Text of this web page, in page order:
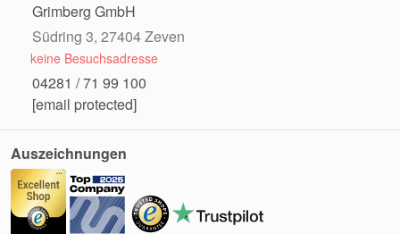
Grimberg GmbH
Südring 3, 27404 Zeven
keine Besuchsadresse
04281 / 71 99 100
[email protected]
Auszeichnungen